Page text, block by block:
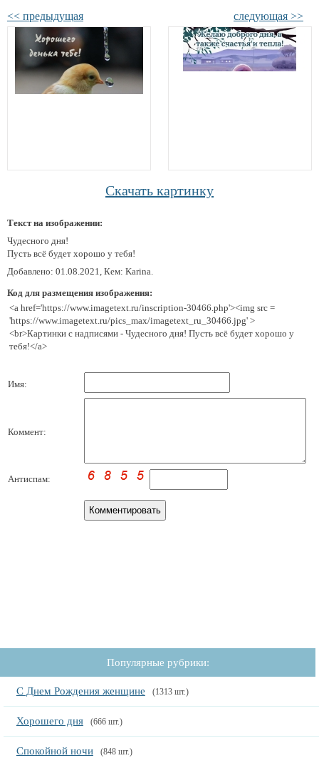
<< предыдущая следующая >>
Скачать картинку
Текст на изображении:
Чудесного дня!
Пусть всё будет хорошо у тебя!
Добавлено: 01.08.2021, Кем: Karina.
Код для размещения изображения:
<a href='https://www.imagetext.ru/inscription-30466.php'><img src =
'https://www.imagetext.ru/pics_max/imagetext_ru_30466.jpg' >
<br>Картинки с надписями - Чудесного дня! Пусть всё будет хорошо у
тебя!</a>
Имя:
Коммент:
Антиспам:
Популярные рубрики:
С Днем Рождения женщине (1313 шт.)
Хорошего дня (666 шт.)
Спокойной ночи (848 шт.)